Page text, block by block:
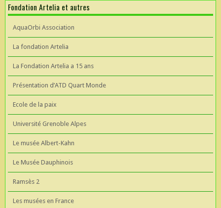
Fondation Artelia et autres
AquaOrbi Association
La fondation Artelia
La Fondation Artelia a 15 ans
Présentation d’ATD Quart Monde
Ecole de la paix
Université Grenoble Alpes
Le musée Albert-Kahn
Le Musée Dauphinois
Ramsès 2
Les musées en France